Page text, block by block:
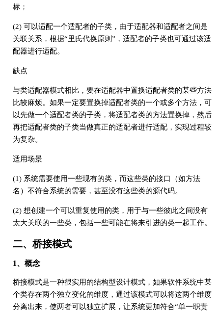
标；
(2) 可以适配一个适配者的子类，由于适配器和适配者之间是
关联关系，根据“里氏代换原则”，适配者的子类也可通过该适
配器进行适配。
缺点
与类适配器模式相比，要在适配器中置换适配者类的某些方法
比较麻烦。如果一定要置换掉适配者类的一个或多个方法，可
以先做一个适配者类的子类，将适配者类的方法置换掉，然后
再把适配者类的子类当做真正的适配者进行适配，实现过程较
为复杂。
适用场景
(1) 系统需要使用一些现有的类，而这些类的接口（如方法
名）不符合系统的需要，甚至没有这些类的源代码。
(2) 想创建一个可以重复使用的类，用于与一些彼此之间没有
太大关联的一些类，包括一些可能在将来引进的类一起工作。
二、桥接模式
1、概念
桥接模式是一种很实用的结构型设计模式，如果软件系统中某
个类存在两个独立变化的维度，通过该模式可以将这两个维度
分离出来，使两者可以独立扩展，让系统更加符合“单一职责